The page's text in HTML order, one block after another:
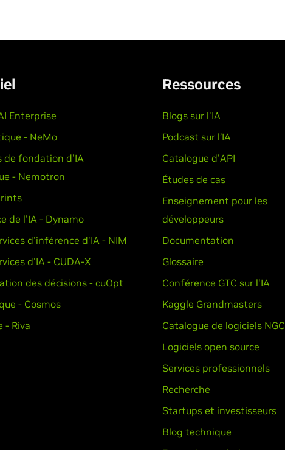
Enterprise
- NeMo
de fondation d'IA
- Nemotron
de l'IA - Dynamo
d'inférence d'IA - NIM
d'IA - CUDA-X
des décisions - cuOpt
- Cosmos
- Riva
Ressources
Blogs sur l'IA
Podcast sur l’IA
Catalogue d'API
Études de cas
Enseignement pour les
développeurs
Documentation
Glossaire
Conférence GTC sur l'IA
Kaggle Grandmasters
Catalogue de logiciels NGC
Logiciels open source
Services professionnels
Recherche
Startups et investisseurs
Blog technique